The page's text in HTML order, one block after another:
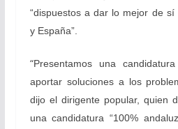
“dispuestos a dar lo mejor de sí
y España”.
“Presentamos una
aportar soluciones a los
dijo el dirigente popular, quien
una candidatura “100%